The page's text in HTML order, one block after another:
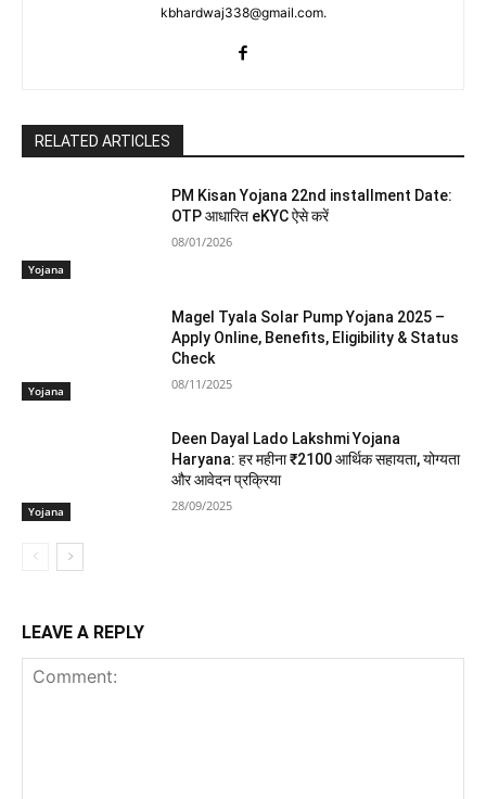
kbhardwaj338@gmail.com.
RELATED ARTICLES
Yojana
PM Kisan Yojana 22nd installment Date:
OTP आधारित eKYC ऐसे करें
08/01/2026
Yojana
Magel Tyala Solar Pump Yojana 2025 –
Apply Online, Benefits, Eligibility & Status
Check
08/11/2025
Yojana
Deen Dayal Lado Lakshmi Yojana
Haryana: हर महीना ₹2100 आर्थिक सहायता, योग्यता
और आवेदन प्रक्रिया
28/09/2025
LEAVE A REPLY